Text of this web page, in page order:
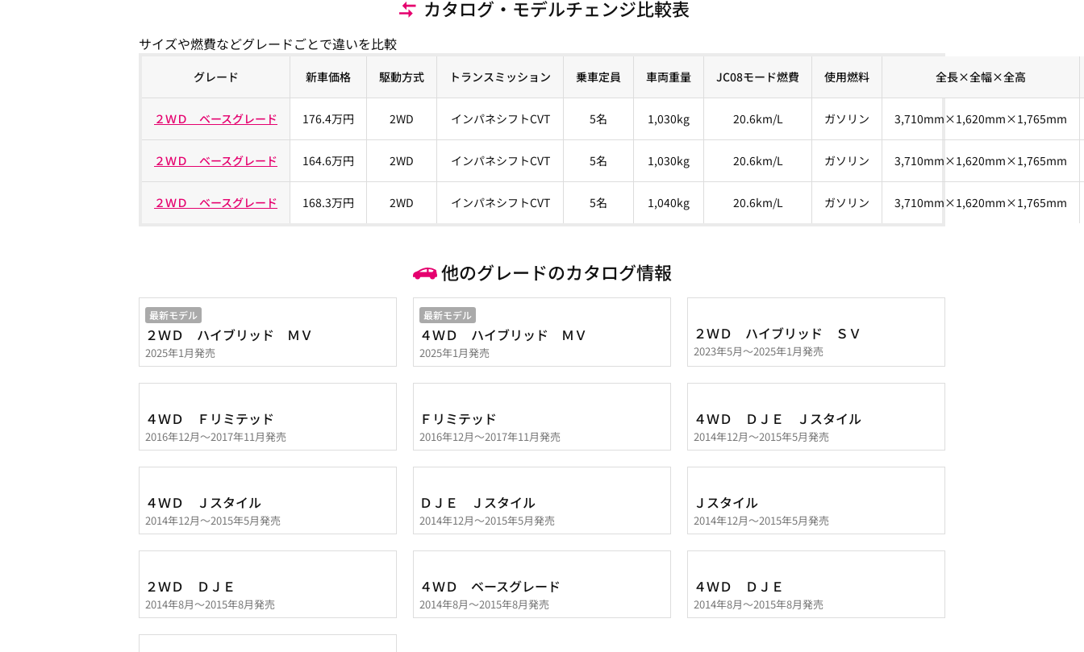
カタログ・モデルチェンジ比較表
サイズや燃費などグレードごとで違いを比較
グレード 新車価格 駆動方式 トランスミッション 乗車定員 車両重量 JC08モード燃費 使用燃料 全長×全幅×全高
２ＷＤ ベースグレード 176.4万円 2WD インパネシフトCVT 5名 1,030kg 20.6km/L ガソリン 3,710mm×1,620mm×1,765mm
２ＷＤ ベースグレード 164.6万円 2WD インパネシフトCVT 5名 1,030kg 20.6km/L ガソリン 3,710mm×1,620mm×1,765mm
２ＷＤ ベースグレード 168.3万円 2WD インパネシフトCVT 5名 1,040kg 20.6km/L ガソリン 3,710mm×1,620mm×1,765mm
他のグレードのカタログ情報
最新モデル
２ＷＤ ハイブリッド ＭＶ
2025年1月発売
最新モデル
４ＷＤ ハイブリッド ＭＶ
2025年1月発売
２ＷＤ ハイブリッド ＳＶ
2023年5月～2025年1月発売
４ＷＤ Ｆリミテッド
2016年12月～2017年11月発売
Ｆリミテッド
2016年12月～2017年11月発売
４ＷＤ ＤＪＥ Ｊスタイル
2014年12月～2015年5月発売
４ＷＤ Ｊスタイル
2014年12月～2015年5月発売
ＤＪＥ Ｊスタイル
2014年12月～2015年5月発売
Ｊスタイル
2014年12月～2015年5月発売
２ＷＤ ＤＪＥ
2014年8月～2015年8月発売
４ＷＤ ベースグレード
2014年8月～2015年8月発売
４ＷＤ ＤＪＥ
2014年8月～2015年8月発売